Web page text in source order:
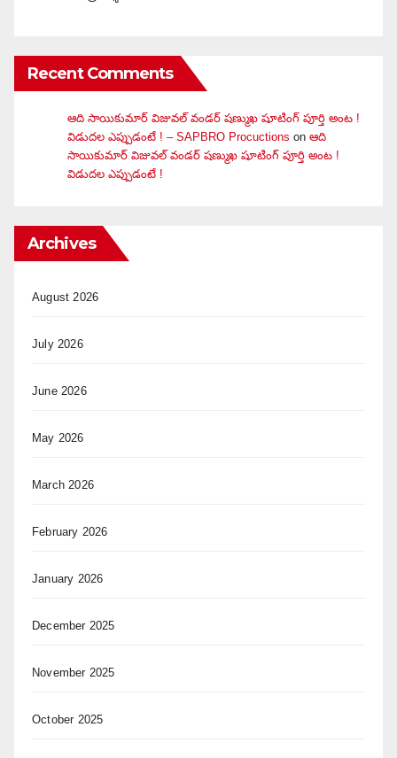
Recent Comments
ఆది సాయికుమార్ విజువ‌ల్ వండ‌ర్ ష‌ణ్ముఖ షూటింగ్ పూర్తి అంట !
విడుదల ఎప్పుడంటే ! – SAPBRO Procuctions on ఆది
సాయికుమార్ విజువ‌ల్ వండ‌ర్ ష‌ణ్ముఖ షూటింగ్ పూర్తి అంట !
విడుదల ఎప్పుడంటే !
Archives
August 2026
July 2026
June 2026
May 2026
March 2026
February 2026
January 2026
December 2025
November 2025
October 2025